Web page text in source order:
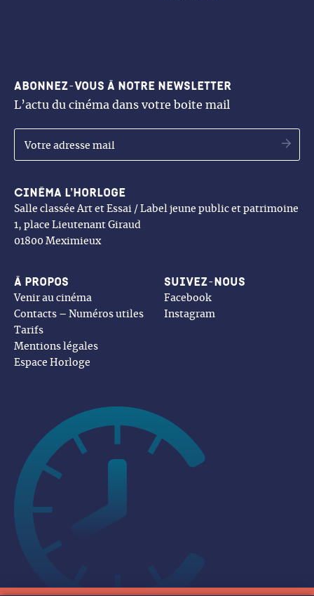
Cinéma l’Horloge
Salle classée Art et Essai / Label jeune public et patrimoine
1, place Lieutenant Giraud
01800 Meximieux
Abonnez-vous à notre newsletter
L’actu du cinéma dans votre boite mail
À propos
Venir au cinéma
Contacts – Numéros utiles
Tarifs
Mentions légales
Espace Horloge
Suivez-nous
Facebook
Instagram